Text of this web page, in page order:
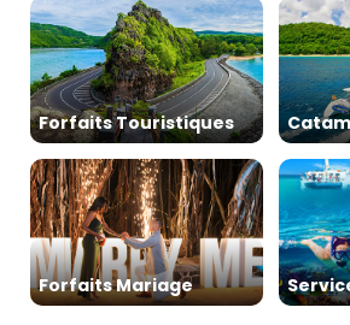
Forfaits Touristiques
Forfaits Mariage